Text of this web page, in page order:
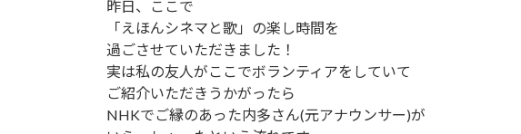
昨日、ここで
「えほんシネマと歌」の楽し時間を
過ごさせていただきました！
実は私の友人がここでボランティアをしていて
ご紹介いただきうかがったら
NHKでご縁のあった内多さん(元アナウンサー)が